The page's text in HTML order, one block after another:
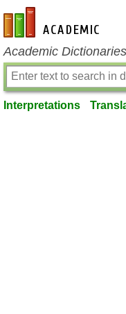
en-academic.com
Academic
Interpretations